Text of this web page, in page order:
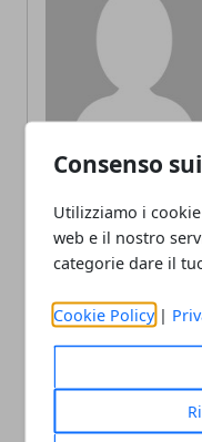
Consenso
Utilizziamo i
web e il nostro
categorie dare il
Cookie Policy |
ARTICOLI CORRELATI